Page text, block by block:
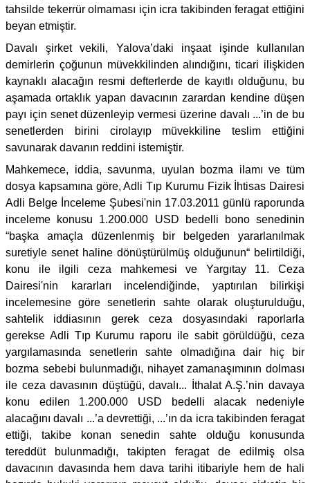
tahsilde tekerrür olmaması için icra takibinden feragat ettiğini
beyan etmiştir.
Davalı şirket vekili, Yalova’daki inşaat işinde kullanılan
demirlerin çoğunun müvekkilinden alındığını, ticari ilişkiden
kaynaklı alacağın resmi defterlerde de kayıtlı olduğunu, bu
aşamada ortaklık yapan davacının zarardan kendine düşen
payı için senet düzenleyip vermesi üzerine davalı ...’in de bu
senetlerden birini cirolayıp müvekkiline teslim ettiğini
savunarak davanın reddini istemiştir.
Mahkemece, iddia, savunma, uyulan bozma ilamı ve tüm
dosya kapsamına göre, Adli Tıp Kurumu Fizik İhtisas Dairesi
Adli Belge İnceleme Şubesi'nin 17.03.2011 günlü raporunda
inceleme konusu 1.200.000 USD bedelli bono senedinin
“başka amaçla düzenlenmiş bir belgeden yararlanılmak
suretiyle senet haline dönüştürülmüş olduğunun“ belirtildiği,
konu ile ilgili ceza mahkemesi ve Yargıtay 11. Ceza
Dairesi'nin kararları incelendiğinde, yaptırılan bilirkişi
incelemesine göre senetlerin sahte olarak oluşturulduğu,
sahtelik iddiasının gerek ceza dosyasındaki raporlarla
gerekse Adli Tıp Kurumu raporu ile sabit görüldüğü, ceza
yargılamasında senetlerin sahte olmadığına dair hiç bir
bozma sebebi bulunmadığı, nihayet zamanaşımının dolması
ile ceza davasının düştüğü, davalı... İthalat A.Ş.’nin davaya
konu edilen 1.200.000 USD bedelli alacak nedeniyle
alacağını davalı ...’a devrettiği, ...’ın da icra takibinden feragat
ettiği, takibe konan senedin sahte olduğu konusunda
tereddüt bulunmadığı, takipten feragat de edilmiş olsa
davacının davasında hem dava tarihi itibariyle hem de hali